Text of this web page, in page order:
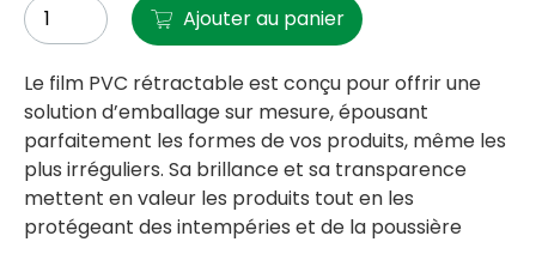
Ajouter au panier
Le film PVC rétractable est conçu pour offrir une
solution d’emballage sur mesure, épousant
parfaitement les formes de vos produits, même les
plus irréguliers. Sa brillance et sa transparence
mettent en valeur les produits tout en les
protégeant des intempéries et de la poussière